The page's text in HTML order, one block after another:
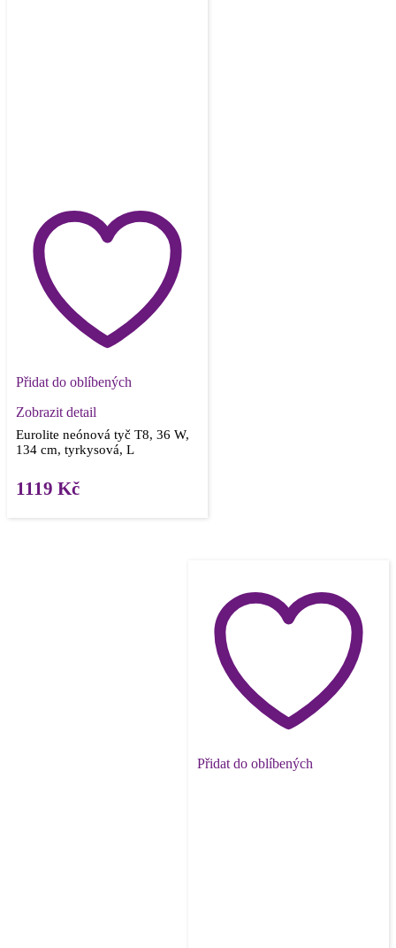
Přidat do oblíbených
Zobrazit detail
Eurolite neónová tyč T8, 36 W,
134 cm, tyrkysová, L
1119 Kč
Přidat do oblíbených